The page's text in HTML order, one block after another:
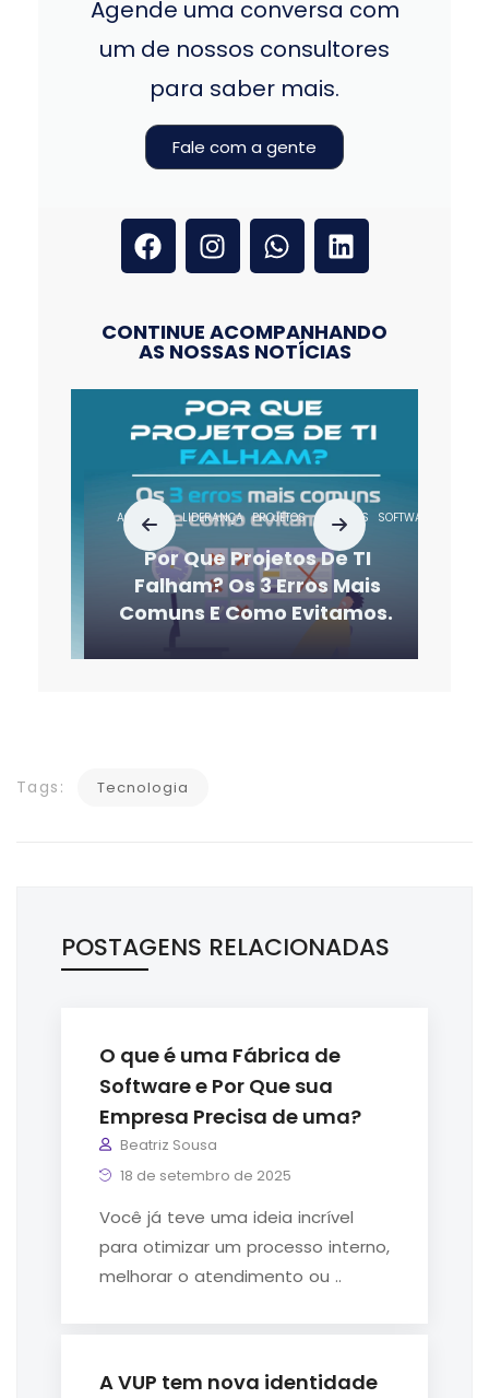
Agende uma conversa com
um de nossos consultores
para saber mais.
Fale com a gente
CONTINUE ACOMPANHANDO
AS NOSSAS NOTÍCIAS
AGILIDADE LIDERANÇA PROJETOS SERVIÇOS SOFTWARE
Por Que Projetos De TI
Falham? Os 3 Erros Mais
Comuns E Como Evitamos.
Tags: Tecnologia
POSTAGENS RELACIONADAS
O que é uma Fábrica de
Software e Por Que sua
Empresa Precisa de uma?
Beatriz Sousa
18 de setembro de 2025
Você já teve uma ideia incrível
para otimizar um processo interno,
melhorar o atendimento ou ..
A VUP tem nova identidade